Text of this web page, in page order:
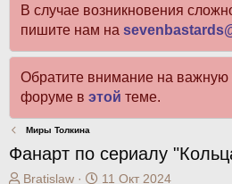
В случае возникновения
пишите нам на
Обратите внимание на
форуме в этой теме.
Миры Толкина
Фанарт по сериалу
А
Bratislaw
Д11 Окт 2024